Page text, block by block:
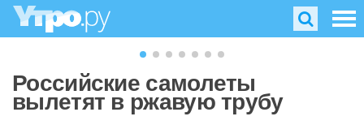
Российские самолеты
вылетят в ржавую трубу